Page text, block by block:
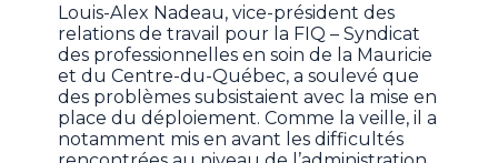
Louis-Alex Nadeau, vice-président des
relations de travail pour la FIQ – Syndicat
des professionnelles en soin de la Mauricie
et du Centre-du-Québec, a soulevé que
des problèmes subsistaient avec la mise en
place du déploiement. Comme la veille, il a
notamment mis en avant les difficultés